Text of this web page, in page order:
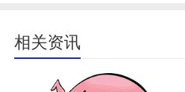
相关资讯